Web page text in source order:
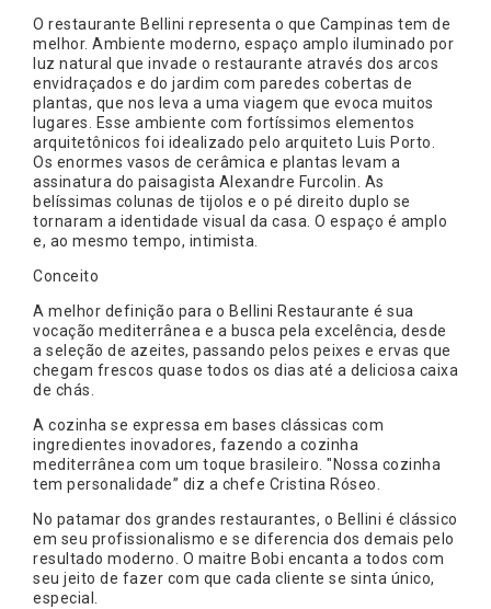
O restaurante Bellini representa o que Campinas tem de
melhor. Ambiente moderno, espaço amplo iluminado por
luz natural que invade o restaurante através dos arcos
envidraçados e do jardim com paredes cobertas de
plantas, que nos leva a uma viagem que evoca muitos
lugares. Esse ambiente com fortíssimos elementos
arquitetônicos foi idealizado pelo arquiteto Luis Porto.
Os enormes vasos de cerâmica e plantas levam a
assinatura do paisagista Alexandre Furcolin. As
belíssimas colunas de tijolos e o pé direito duplo se
tornaram a identidade visual da casa. O espaço é amplo
e, ao mesmo tempo, intimista.
Conceito
A melhor definição para o Bellini Restaurante é sua
vocação mediterrânea e a busca pela excelência, desde
a seleção de azeites, passando pelos peixes e ervas que
chegam frescos quase todos os dias até a deliciosa caixa
de chás.
A cozinha se expressa em bases clássicas com
ingredientes inovadores, fazendo a cozinha
mediterrânea com um toque brasileiro. "Nossa cozinha
tem personalidade” diz a chefe Cristina Róseo.
No patamar dos grandes restaurantes, o Bellini é clássico
em seu profissionalismo e se diferencia dos demais pelo
resultado moderno. O maitre Bobi encanta a todos com
seu jeito de fazer com que cada cliente se sinta único,
especial.